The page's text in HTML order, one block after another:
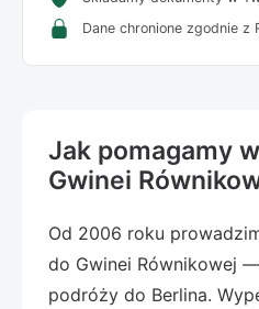
Dane chronione zgodnie z
Jak pomagamy
Gwinei
Od 2006 roku
do Gwinei Równikowej
podróży do Berlina.